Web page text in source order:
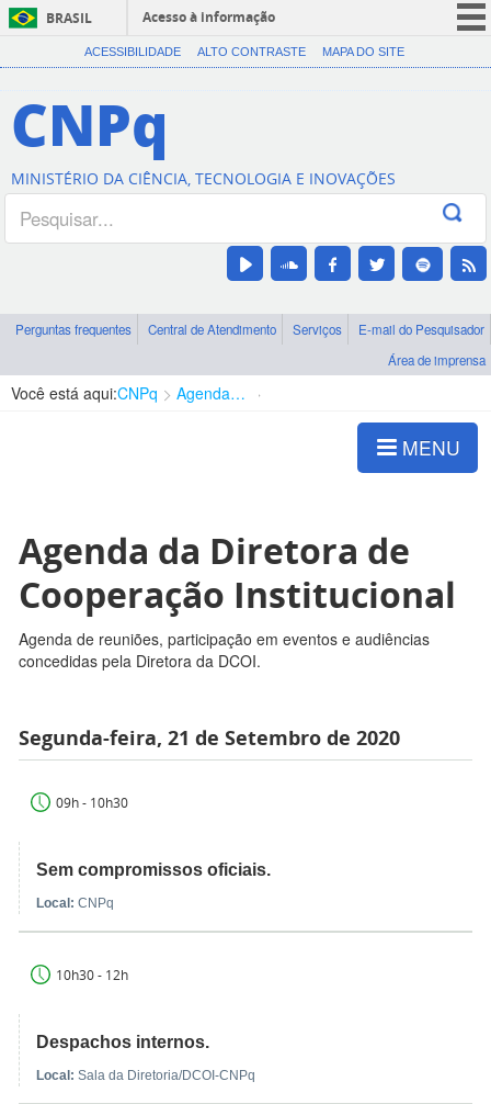
BRASIL
Acesso à informação
CORONAVÍRUS (COVID-19)
Canais
ACESSIBILIDADE ALTO CONTRASTE MAPA DO SITE
CNPq
MINISTÉRIO DA CIÊNCIA, TECNOLOGIA E INOVAÇÕES
Perguntas frequentes Central de Atendimento Serviços
E-mail do Pesquisador
Área de imprensa
Você está aqui:CNPq Agenda de autoridades
MENU
Agenda da Diretora de
Cooperação Institucional
Agenda de reuniões, participação em eventos e audiências
concedidas pela Diretora da DCOI.
Segunda-feira, 21 de Setembro de 2020
09h - 10h30
Sem compromissos oficiais.
Local: CNPq
10h30 - 12h
Despachos internos.
Local: Sala da Diretoria/DCOI-CNPq